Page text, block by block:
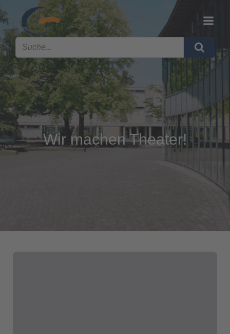
Wir machen Theater!